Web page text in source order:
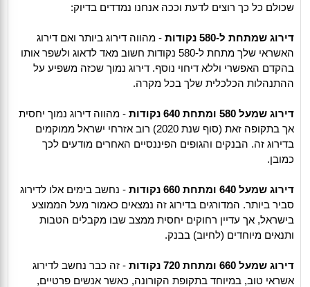
שכולם כל כך רוצים לדעת וככה אנחנו נמדדים בדיוק:
דירוג שמתחת ל-580 נקודות
- מהווה דירוג ביותר ואם דירוג
האשראי שלך מתחת ל-580 נקודות חשוב מאד לדאוג ולשפר אותו
בהקדם האפשרי וללא דיחוי נוסף. דירוג נמוך שכזה משפיע על
ההתנהלות הכלכלית שלך בכל מקרה.
דירוג שמעל 580 ומתחת 640 נקודות
- מהווה דירוג נמוך יחסית
אך בתקופה זאת (סוף שנת 2020) רוב אזרחי ישראל ממוקמים
בדירוג זה. הבנקים והגופים הפיננסיים האחרים מודעים לכך
כמובן.
דירוג שמעל 640 ומתחת 660 נקודות
- נחשב בימים אלו לדירוג
סביר ביותר. המדורגים בדירוג זה נמצאים כאמור מעל הממוצע
בישראל, אך עדיין רחוקים יחסית ממצב שבו מקבלים הטבות
ותנאים מיוחדים (לחיוב) בבנק.
דירוג שמעל 660 ומתחת 720 נקודות
- זה כבר נחשב לדירוג
אשראי טוב, במיוחד בתקופת הקורונה, כאשר אנשים פרטיים,